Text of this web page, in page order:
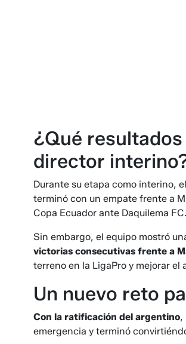
¿Qué
director
Durante su etapa como interino, el
terminó con un empate frente a
Copa Ecuador ante Daquilema FC.
Sin embargo, el equipo mostró
victorias consecutivas frente a
terreno en la LigaPro y mejorar
Un nuevo reto
Con la ratificación del argentino,
emergencia y terminó